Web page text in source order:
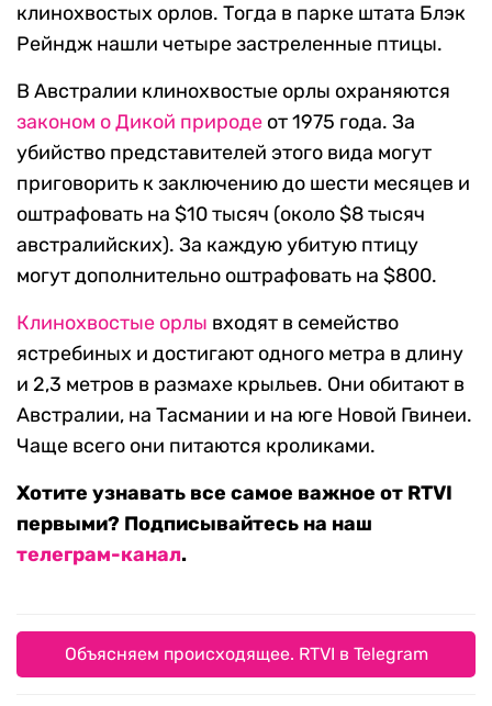
клинохвостых орлов. Тогда в парке штата Блэк
Рейндж нашли четыре застреленные птицы.
В Австралии клинохвостые орлы охраняются
законом о Дикой природе от 1975 года. За
убийство представителей этого вида могут
приговорить к заключению до шести месяцев и
оштрафовать на $10 тысяч (около $8 тысяч
австралийских). За каждую убитую птицу
могут дополнительно оштрафовать на $800.
Клинохвостые орлы входят в семейство
ястребиных и достигают одного метра в длину
и 2,3 метров в размахе крыльев. Они обитают в
Австралии, на Тасмании и на юге Новой Гвинеи.
Чаще всего они питаются кроликами.
Хотите узнавать все самое важное от RTVI
первыми? Подписывайтесь на наш
телеграм-канал.
Объясняем происходящее. RTVI в Telegram